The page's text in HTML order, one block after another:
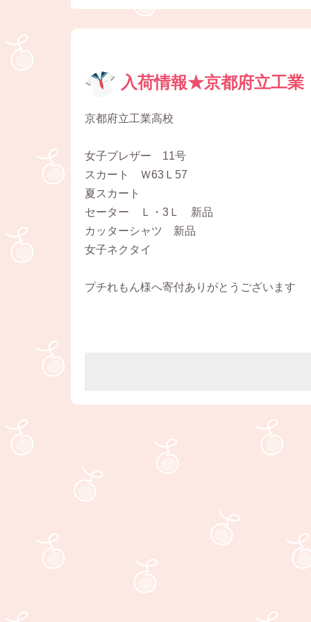
入荷情報★京都府立工業
京都府立工業高校
女子ブレザー 11号
スカート Ｗ63Ｌ57
夏スカート
セーター Ｌ・3Ｌ 新品
カッターシャツ 新品
女子ネクタイ
プチれもん様へ寄付ありがとうございます